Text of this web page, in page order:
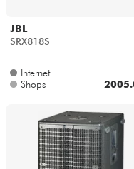
Kabel & Zubehöre
HiFi
Bundle
JBL
SRX818S
Internet
Shops